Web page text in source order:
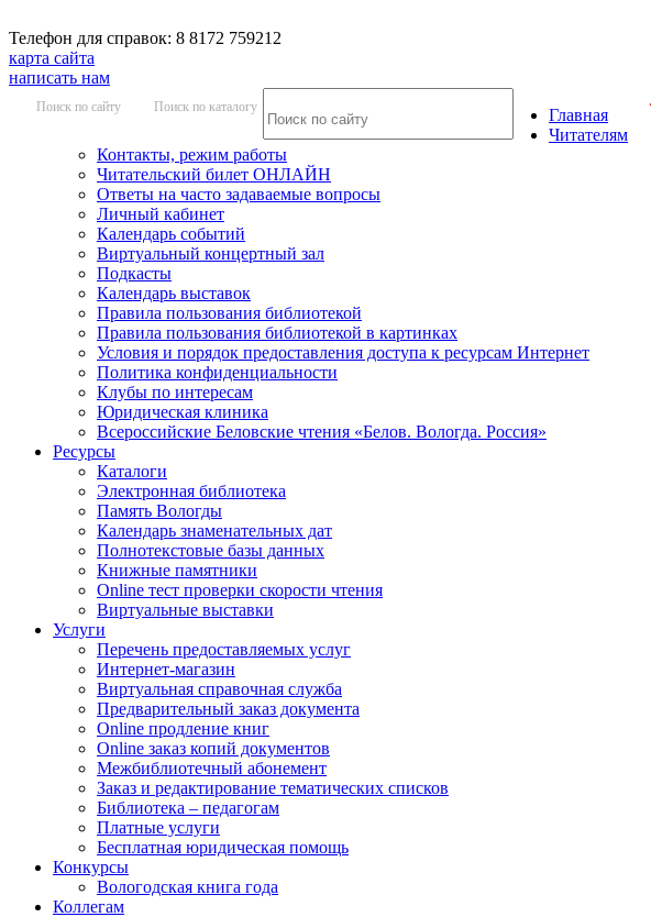
Телефон для справок: 8 8172 759212
карта сайта
написать нам
Поиск по сайту Поиск по каталогу
Главная
Читателям
Контакты, режим работы
Читательский билет ОНЛАЙН
Ответы на часто задаваемые вопросы
Личный кабинет
Календарь событий
Виртуальный концертный зал
Подкасты
Календарь выставок
Правила пользования библиотекой
Правила пользования библиотекой в картинках
Условия и порядок предоставления доступа к ресурсам Интернет
Политика конфиденциальности
Клубы по интересам
Юридическая клиника
Всероссийские Беловские чтения «Белов. Вологда. Россия»
Ресурсы
Каталоги
Электронная библиотека
Память Вологды
Календарь знаменательных дат
Полнотекстовые базы данных
Книжные памятники
Online тест проверки скорости чтения
Виртуальные выставки
Услуги
Перечень предоставляемых услуг
Интернет-магазин
Виртуальная справочная служба
Предварительный заказ документа
Online продление книг
Online заказ копий документов
Межбиблиотечный абонемент
Заказ и редактирование тематических списков
Библиотека – педагогам
Платные услуги
Бесплатная юридическая помощь
Конкурсы
Вологодская книга года
Коллегам